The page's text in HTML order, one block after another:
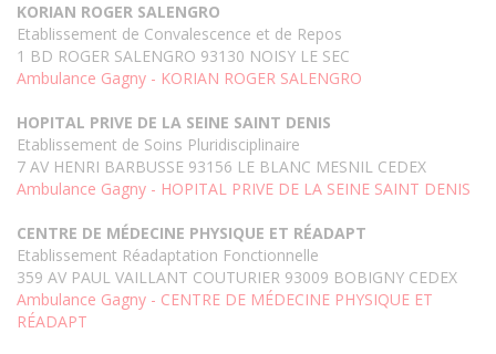
KORIAN ROGER SALENGRO
Etablissement de Convalescence et de Repos
1 BD ROGER SALENGRO 93130 NOISY LE SEC
Ambulance Gagny - KORIAN ROGER SALENGRO
HOPITAL PRIVE DE LA SEINE SAINT DENIS
Etablissement de Soins Pluridisciplinaire
7 AV HENRI BARBUSSE 93156 LE BLANC MESNIL CEDEX
Ambulance Gagny - HOPITAL PRIVE DE LA SEINE SAINT DENIS
CENTRE DE MÉDECINE PHYSIQUE ET RÉADAPT
Etablissement Réadaptation Fonctionnelle
359 AV PAUL VAILLANT COUTURIER 93009 BOBIGNY CEDEX
Ambulance Gagny - CENTRE DE MÉDECINE PHYSIQUE ET
RÉADAPT